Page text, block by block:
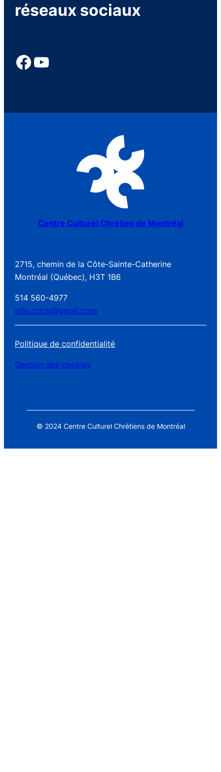
réseaux sociaux
Centre Culturel Chrétien de Montréal
2715, chemin de la Côte-Sainte-Catherine
Montréal (Québec), H3T 1B6
514 560-4977
info.cccm@gmail.com
Politique de confidentialité
Gestion des cookies
© 2024 Centre Culturel Chrétiens de Montréal